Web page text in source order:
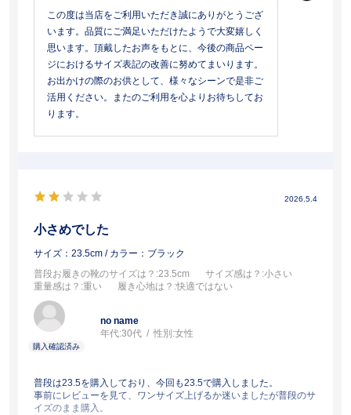
この度は当店をご利用いただき誠にありがとうござ
います。品質にご満足いただけたようで大変嬉しく
思います。頂戴したお声をもとに、今後の商品ペー
ジにおけるサイズ表記の改善に努めてまいります。
お出かけの際のお供として、様々なシーンで是非ご
活用ください。またのご利用を心よりお待ちしてお
ります。
2026.5.4
小さめでした
サイズ：23.5cm / カラー：ブラック
普段お履きの靴のサイズは？ :23.5cm サイズ感は？ :小さい
重量感は？ :重い 履き心地は？ :快適ではない
no name
年代:30代 性別:女性
普段は23.5を購入しており、今回も23.5で購入しました。
事前にレビューを見て、ワンサイズ上げるか迷いましたが普段のサ
イズのまま購入。